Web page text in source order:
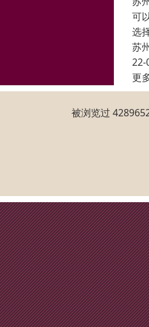
可
选
苏
22-
更
被浏览过